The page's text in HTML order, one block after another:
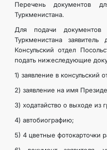
PRESS
Перечень документов
Туркменистана.
Для подачи
Туркменистана
Консульский отдел
подать нижеследующие
1) заявление в консульский
2) заявление на имя
3) ходатайство о выходе из
4) автобиографию;
5) 4 цветные фотокарточки